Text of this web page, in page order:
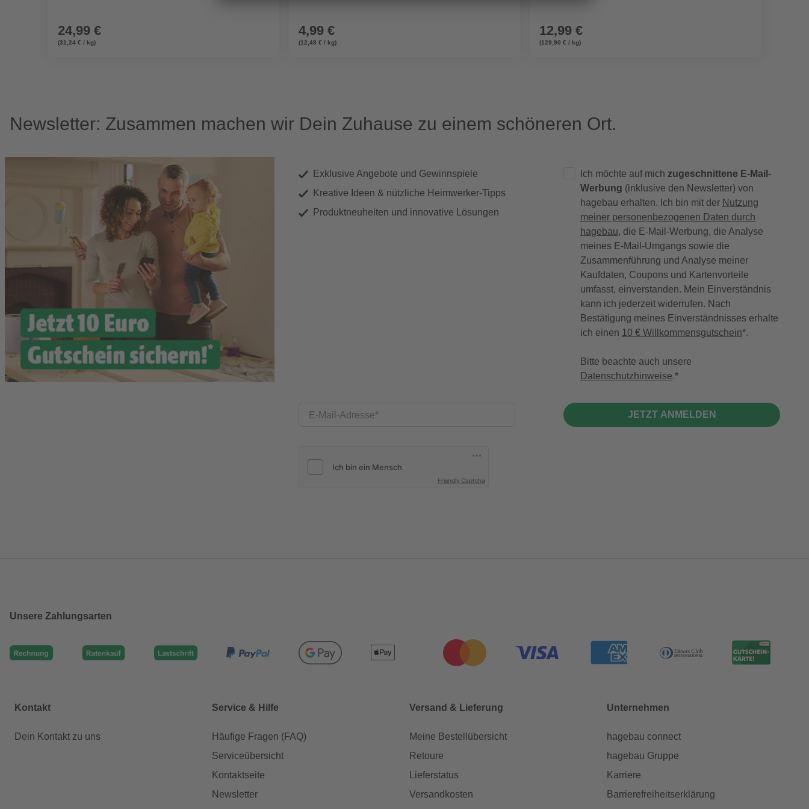
24,99 €
(31,24 € / kg)
4,99 €
(12,48 € / kg)
12,99 €
(129,90 € / kg)
Newsletter: Zusammen machen wir Dein Zuhause zu einem schöneren Ort.
Exklusive Angebote und Gewinnspiele
Kreative Ideen & nützliche Heimwerker-Tipps
Produktneuheiten und innovative Lösungen
E-Mail-Adresse
Friendly Captcha
Ich möchte auf mich zugeschnittene E-Mail-
Werbung (inklusive den Newsletter) von
hagebau erhalten. Ich bin mit der Nutzung
meiner personenbezogenen Daten durch
hagebau, die E-Mail-Werbung, die Analyse
meines E-Mail-Umgangs sowie die
Zusammenführung und Analyse meiner
Kaufdaten, Coupons und Kartenvorteile
umfasst, einverstanden. Mein Einverständnis
kann ich jederzeit widerrufen. Nach
Bestätigung meines Einverständnisses erhalte
ich einen 10 € Willkommensgutschein*.
Bitte beachte auch unsere
Datenschutzhinweise.
JETZT ANMELDEN
Unsere Zahlungsarten
Kontakt
Dein Kontakt zu uns
Service & Hilfe
Häufige Fragen (FAQ)
Serviceübersicht
Kontaktseite
Newsletter
Versand & Lieferung
Meine Bestellübersicht
Retoure
Lieferstatus
Versandkosten
Unternehmen
hagebau connect
hagebau Gruppe
Karriere
Barrierefreiheitserklärung